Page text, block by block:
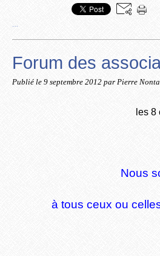
Forum des
Publié le 9 septembre 2012 par Pierre
les 8
Nous
à tous ceux ou